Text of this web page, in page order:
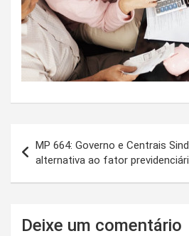
de
Post
MP 664: Governo e Centrais
alternativa ao fator
Deixe um comentário